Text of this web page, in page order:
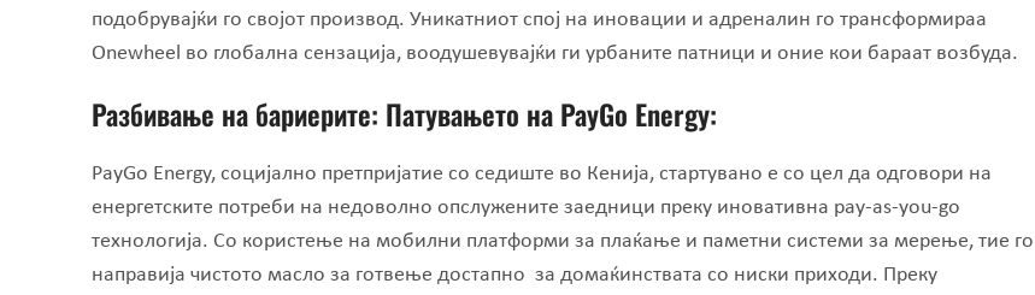
подобрувајќи го својот производ. Уникатниот спој на иновации и адреналин го трансформираа
Onewheel во глобална сензација, воодушевувајќи ги урбаните патници и оние кои бараат возбуда.
Разбивање на бариерите: Патувањето на PayGo Energy:
PayGo Energy, социјално претпријатие со седиште во Кенија, стартувано е со цел да одговори на
енергетските потреби на недоволно опслужените заедници преку иновативна pay-as-you-go
технологија. Со користење на мобилни платформи за плаќање и паметни системи за мерење, тие го
направија чистото масло за готвење достапно за домаќинствата со ниски приходи. Преку